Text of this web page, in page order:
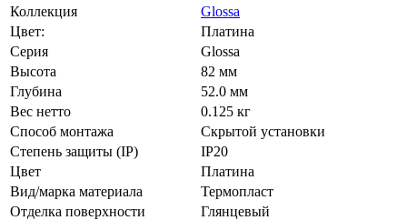
Коллекция
Glossa
Цвет:
Платина
Серия
Glossa
Высота
82 мм
Глубина
52.0 мм
Вес нетто
0.125 кг
Способ монтажа
Скрытой установки
Степень защиты (IP)
IP20
Цвет
Платина
Вид/марка материала
Термопласт
Отделка поверхности
Глянцевый